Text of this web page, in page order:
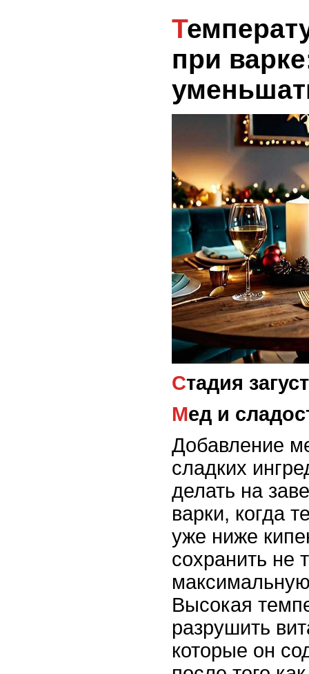
Температурный режим
при
Стадия
Мед и
Добавление
сладких
делать на
варки, когда
уже ниже
сохранить не
Высокая
разрушить
которые он